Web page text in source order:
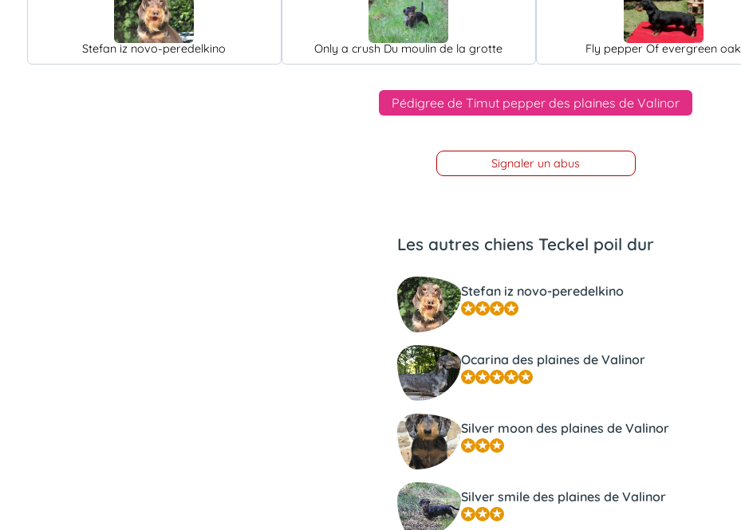
Stefan iz novo-peredelkino Only a crush Du moulin de la grotte Fly pepper Of evergreen oak
Pédigree de Timut pepper des plaines de Valinor
Signaler un abus
Les autres chiens Teckel poil dur
Stefan iz novo-peredelkino
Ocarina des plaines de Valinor
Silver moon des plaines de Valinor
Silver smile des plaines de Valinor